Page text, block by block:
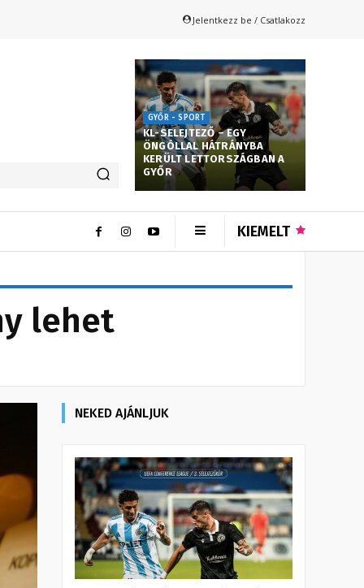
Jelentkezz be / Csatlakozz
GYŐR - SPORT
KL-SELEJTEZŐ – EGY
ÖNGÓLLAL HÁTRÁNYBA
KERÜLT LETTORSZÁGBAN A
GYŐR
KIEMELT
lehet
NEKED AJÁNLJUK